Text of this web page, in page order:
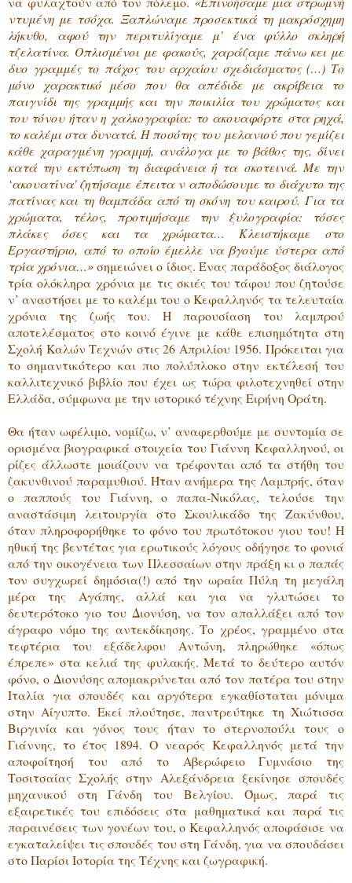
ντυμένη με τσόχα. Ξαπλώναμε προσεκτικά τη μακρόσχημη
λήκυθο, αφού την περιτυλίγαμε μ’ ένα φύλλο σκληρή
τζελατίνα. Οπλισμένοι με φακούς, χαράζαμε πάνω κει με
δυο γραμμές το πάχος του αρχαίου σχεδιάσματος (…) Το
μόνο χαρακτικό μέσο που θα απέδιδε με ακρίβεια το
παιγνίδι της γραμμής και την ποικιλία του χρώματος και
του τόνου ήταν η χαλκογραφία: το ακουαφόρτε στα ρηχά,
το καλέμι στα δυνατά. Η ποσότης του μελανιού που γεμίζει
κάθε χαραγμένη γραμμή, ανάλογα με το βάθος της, δίνει
κατά την εκτύπωση τη διαφάνεια ή τα σκοτεινά. Με την
‘ακουατίνα' ζητήσαμε έπειτα ν αποδώσουμε το διάχυτο της
πατίνας και τη θαμπάδα από τη σκόνη του καιρού. Για τα
χρώματα, τέλος, προτιμήσαμε την ξυλογραφία: τόσες
πλάκες όσες και τα χρώματα… Κλειστήκαμε στο
Εργαστήριο, από το οποίο έμελλε να βγούμε ύστερα από
τρία χρόνια…»σημειώνει ο ίδιος. Ένας παράδοξος διάλογος
τρία ολόκληρα χρόνια με τις σκιές του τάφου που ζητούσε
ν’ αναστήσει με το καλέμι του ο Κεφαλληνός τα τελευταία
χρόνια της ζωής του. Η παρουσίαση του λαμπρού
αποτελέσματος στο κοινό έγινε με κάθε επισημότητα στη
Σχολή Καλών Τεχνών στις 26 Απριλίου 1956. Πρόκειται για
το σημαντικότερο και πιο πολύπλοκο στην εκτέλεσή του
καλλιτεχνικό βιβλίο που έχει ως τώρα φιλοτεχνηθεί στην
Ελλάδα, σύμφωνα με την ιστορικό τέχνης Ειρήνη Οράτη.
Θα ήταν ωφέλιμο, νομίζω, ν’ αναφερθούμε με συντομία σε
ορισμένα βιογραφικά στοιχεία του Γιάννη Κεφαλληνού, οι
ρίζες άλλωστε μοιάζουν να τρέφονται από τα στήθη του
ζακυνθινού παραμυθιού. Ήταν ανήμερα της Λαμπρής, όταν
ο παππούς του Γιάννη, ο παπα-Νικόλας, τελούσε την
αναστάσιμη λειτουργία στο Σκουλικάδο της Ζακύνθου,
όταν πληροφορήθηκε το φόνο του πρωτότοκου γιου του! Η
ηθική της βεντέτας για ερωτικούς λόγους οδήγησε το φονιά
από την οικογένεια των Πλεσσαίων στην πράξη κι ο παπάς
τον συγχωρεί δημόσια(!) από την ωραία Πύλη τη μεγάλη
μέρα της Αγάπης, αλλά και για να γλυτώσει το
δευτερότοκο γιο του Διονύση, να τον απαλλάξει από τον
άγραφο νόμο της αντεκδίκησης. Το χρέος, γραμμένο στα
τεφτέρια του εξάδελφου Αντώνη, πληρώθηκε «όπως
έπρεπε» στα κελιά της φυλακής. Μετά το δεύτερο αυτόν
φόνο, ο Διονύσης απομακρύνεται από τον πατέρα του στην
Ιταλία για σπουδές και αργότερα εγκαθίσταται μόνιμα
στην Αίγυπτο. Εκεί πλούτησε, παντρεύτηκε τη Χιώτισσα
Βιργινία και γόνος τους ήταν το στερνοπούλι τους ο
Γιάννης, το έτος 1894. Ο νεαρός Κεφαλληνός μετά την
αποφοίτησή του από το Αβερώφειο Γυμνάσιο της
Τοσιτσαίας Σχολής στην Αλεξάνδρεια ξεκίνησε σπουδές
μηχανικού στη Γάνδη του Βελγίου. Όμως, παρά τις
εξαιρετικές του επιδόσεις στα μαθηματικά και παρά τις
παραινέσεις των γονέων του, ο Κεφαλληνός αποφάσισε να
εγκαταλείψει τις σπουδές του στη Γάνδη, για να σπουδάσει
στο Παρίσι Ιστορία της Τέχνης και ζωγραφική.